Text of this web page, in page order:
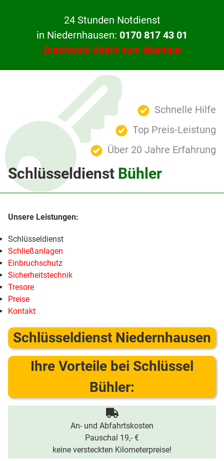
24 Stunden Notdienst
in Niedernhausen: 0170 817 43 01
Durchwahl direkt zum Monteur
Schnelle Hilfe
Top Preis-Leistung
Über 20 Jahre Erfahrung
Schlüsseldienst Bühler
Schlüsseldienst
Schließanlagen
Einbruchschutz
Sicherheitstechnik
Tresore
Preise
Kontakt
Schlüsseldienst Niedernhausen
Ihre Vorteile bei Schlüssel
Bühler:
An- und Abfahrtskosten
Pauschal 19,- €
keine versteckten Kilometerpreise!